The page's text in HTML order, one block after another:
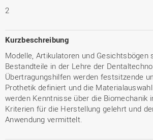
2
Kurzbeschreibung
Modelle, Artikulatoren und Gesichtsbögen
Bestandteile in der Lehre der
Übertragungshilfen werden festsitzende
Prothetik definiert und die
werden Kenntnisse über die Biomechanik
Kriterien für die Herstellung gelehrt und
Anwendung vermittelt.